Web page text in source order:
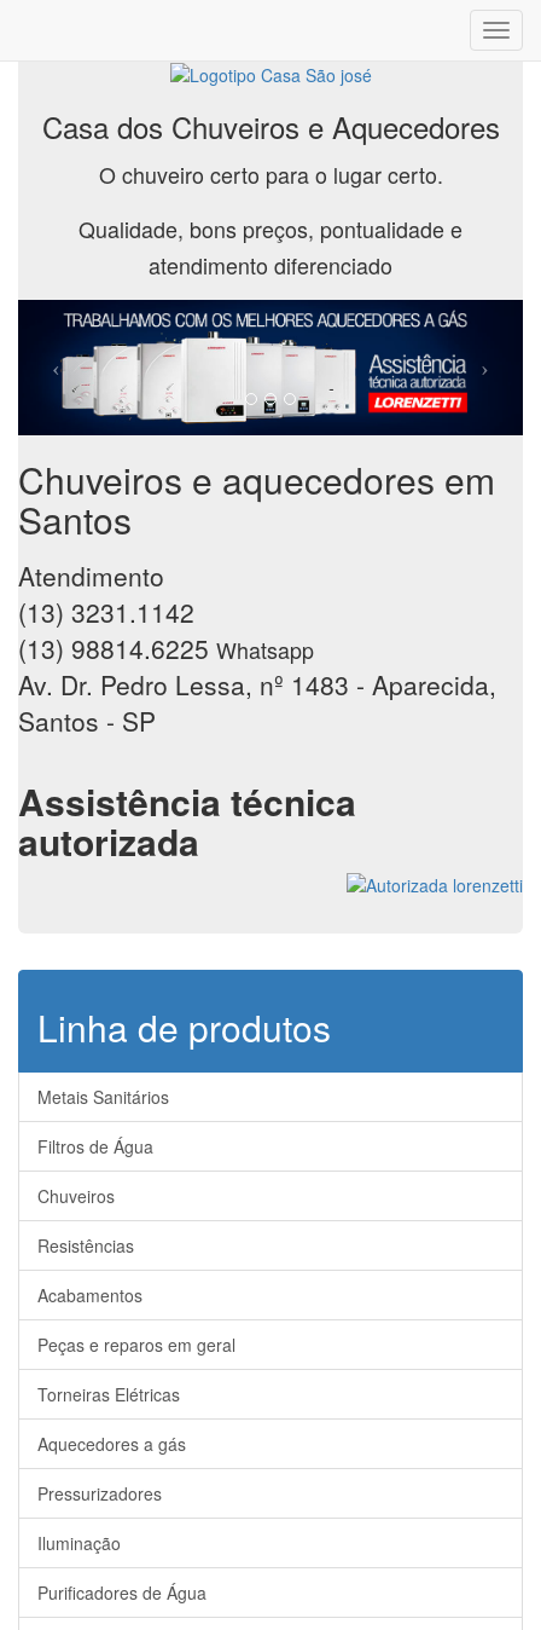
Casa dos Chuveiros e Aquecedores
O chuveiro certo para o lugar certo.
Qualidade, bons preços, pontualidade e
atendimento diferenciado
Chuveiros e aquecedores em
Santos
Atendimento
(13) 3231.1142
(13) 98814.6225 Whatsapp
Av. Dr. Pedro Lessa, nº 1483 - Aparecida,
Santos - SP
Assistência técnica
autorizada
Linha de produtos
Metais Sanitários
Filtros de Água
Chuveiros
Resistências
Acabamentos
Peças e reparos em geral
Torneiras Elétricas
Aquecedores a gás
Pressurizadores
Iluminação
Purificadores de Água